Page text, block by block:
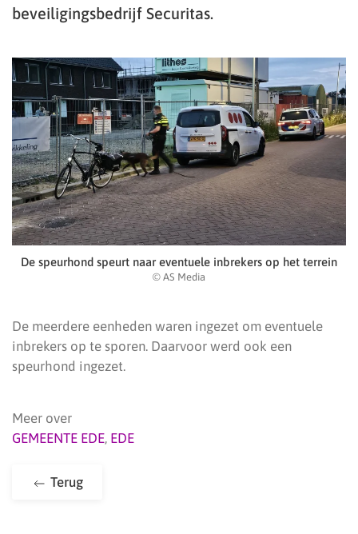
beveiligingsbedrijf Securitas.
De speurhond speurt naar eventuele inbrekers op het terrein
© AS Media
De meerdere eenheden waren ingezet om eventuele
inbrekers op te sporen. Daarvoor werd ook een
speurhond ingezet.
Meer over
GEMEENTE EDE, EDE
Terug